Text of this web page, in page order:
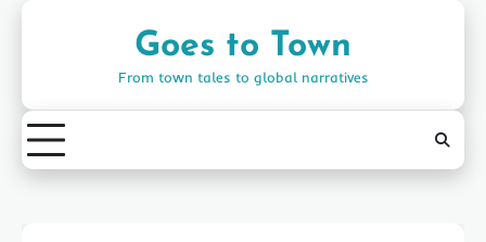
Goes to Town
From town tales to global narratives